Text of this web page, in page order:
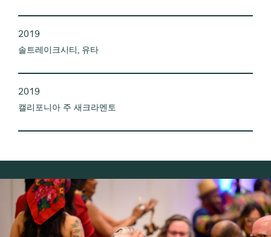
2019
솔트레이크시티, 유타
2019
캘리포니아 주 새크라멘토